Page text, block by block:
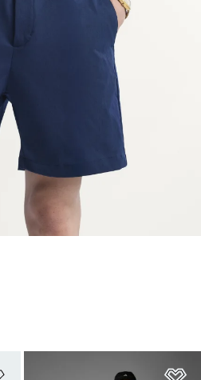
Přidat do seznamu přání